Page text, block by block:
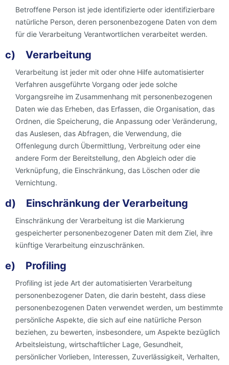
Betroffene Person ist jede identifizierte oder identifizierbare
natürliche Person, deren personenbezogene Daten von dem
für die Verarbeitung Verantwortlichen verarbeitet werden.
c) Verarbeitung
Verarbeitung ist jeder mit oder ohne Hilfe automatisierter
Verfahren ausgeführte Vorgang oder jede solche
Vorgangsreihe im Zusammenhang mit personenbezogenen
Daten wie das Erheben, das Erfassen, die Organisation, das
Ordnen, die Speicherung, die Anpassung oder Veränderung,
das Auslesen, das Abfragen, die Verwendung, die
Offenlegung durch Übermittlung, Verbreitung oder eine
andere Form der Bereitstellung, den Abgleich oder die
Verknüpfung, die Einschränkung, das Löschen oder die
Vernichtung.
d) Einschränkung der Verarbeitung
Einschränkung der Verarbeitung ist die Markierung
gespeicherter personenbezogener Daten mit dem Ziel, ihre
künftige Verarbeitung einzuschränken.
e) Profiling
Profiling ist jede Art der automatisierten Verarbeitung
personenbezogener Daten, die darin besteht, dass diese
personenbezogenen Daten verwendet werden, um bestimmte
persönliche Aspekte, die sich auf eine natürliche Person
beziehen, zu bewerten, insbesondere, um Aspekte bezüglich
Arbeitsleistung, wirtschaftlicher Lage, Gesundheit,
persönlicher Vorlieben, Interessen, Zuverlässigkeit, Verhalten,